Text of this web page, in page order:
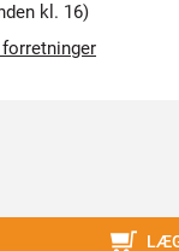
kl. 16)